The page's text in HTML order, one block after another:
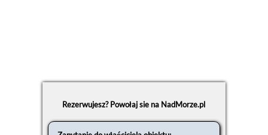
Rezerwujesz? Powołaj sie na NadMorze.pl